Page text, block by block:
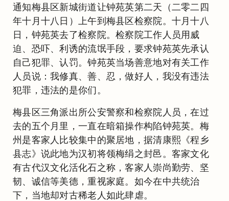
通知梅县区新城街道让钟苑英第二天（二零二四
年十月十八日）上午到梅县区检察院。十月十八
日，钟苑英去了检察院。检察院工作人员用威
迫、恐吓、利诱的流氓手段，要求钟苑英先承认
自己犯罪、认罚。钟苑英当场善意地对有关工作
人员说：我修真、善、忍，做好人，我没有违法
犯罪，违法的是你们。
梅县区三角派出所公安警察和检察院人员，在过
去的五个月里，一直在暗箱操作构陷钟苑英。梅
州是客家人比较集中的聚居地，据清康熙《程乡
县志》说此地为汉初将领梅绢之封邑。客家文化
有古代汉文化活化石之称，客家人崇尚勤劳、坚
韧、诚信等美德，重视家庭。如今在中共统治
下，当地却对古稀老人如此肆虐。